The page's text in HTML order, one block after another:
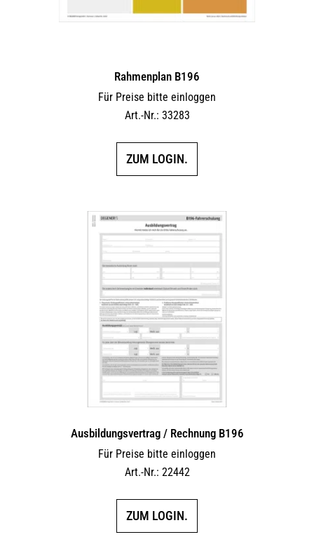
Rahmenplan B196
Für Preise bitte einloggen
Art.-Nr.: 33283
ZUM LOGIN.
Ausbildungsvertrag / Rechnung B196
Für Preise bitte einloggen
Art.-Nr.: 22442
ZUM LOGIN.